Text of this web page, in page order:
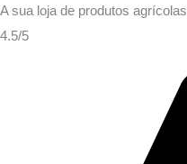
A sua loja de produtos agrícolas
4.5/5